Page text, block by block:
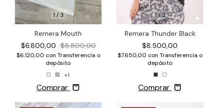
1 /3
Remera Mouth
$6.800,00 $8.800,00
$6.120,00 con Transferencia o
depósito
+1
Comprar
1/3
Remera Thunder Black
$8.500,00
$7.650,00 con Transferencia o
depósito
Comprar